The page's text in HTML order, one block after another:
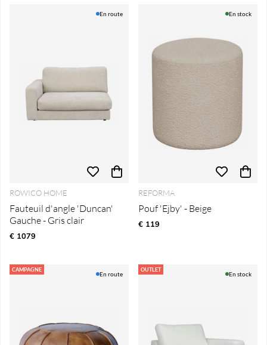
En route
ROWICO HOME
Fauteuil d'angle 'Duncan'
Gauche - Gris clair
€ 1079
En stock
REFORMA
Pouf 'Ejby' - Beige
€ 119
CAMPAGNE
En route
OUTLET
En stock